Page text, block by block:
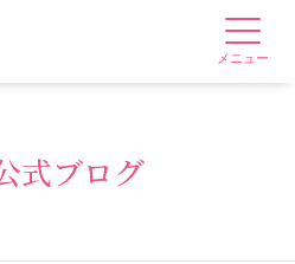
メニュー
式ブログ